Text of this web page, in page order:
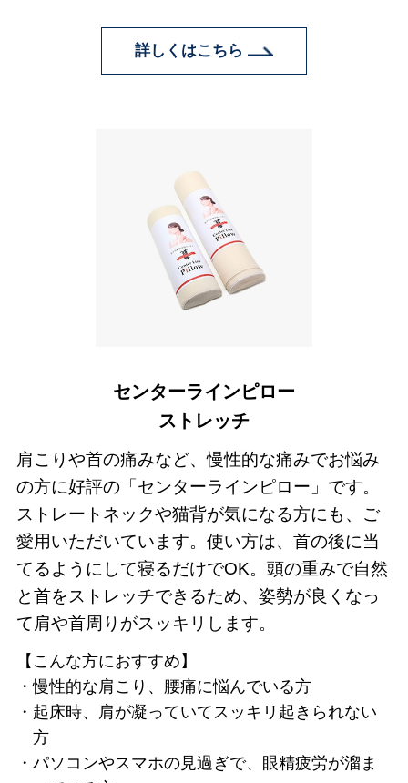
詳しくはこちら
センターラインピロー
ストレッチ
肩こりや首の痛みなど、慢性的な痛みでお悩み
の方に好評の「センターラインピロー」です。
ストレートネックや猫背が気になる方にも、ご
愛用いただいています。使い方は、首の後に当
てるようにして寝るだけでOK。頭の重みで自然
と首をストレッチできるため、姿勢が良くなっ
て肩や首周りがスッキリします。
【こんな方におすすめ】
慢性的な肩こり、腰痛に悩んでいる方
起床時、肩が凝っていてスッキリ起きられない
方
パソコンやスマホの見過ぎで、眼精疲労が溜ま